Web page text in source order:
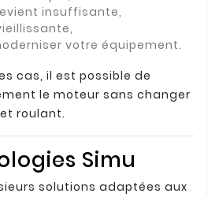
insuffisante,
votre équipement.
cas, il est possible de
le moteur sans changer
roulant.
Simu
solutions adaptées aux